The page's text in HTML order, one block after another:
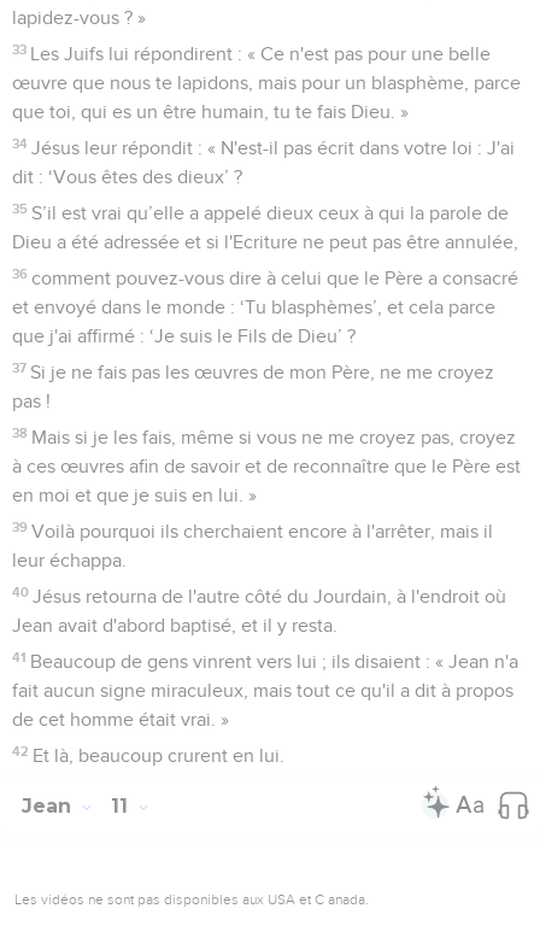
lapidez-vous ? »
33 Les Juifs lui répondirent : « Ce n'est pas pour une belle
œuvre que nous te lapidons, mais pour un blasphème, parce
que toi, qui es un être humain, tu te fais Dieu. »
34 Jésus leur répondit : « N'est-il pas écrit dans votre loi : J'ai
dit : ‘Vous êtes des dieux’ ?
35 S’il est vrai qu’elle a appelé dieux ceux à qui la parole de
Dieu a été adressée et si l'Ecriture ne peut pas être annulée,
36 comment pouvez-vous dire à celui que le Père a consacré
et envoyé dans le monde : ‘Tu blasphèmes’, et cela parce
que j'ai affirmé : ‘Je suis le Fils de Dieu’ ?
37 Si je ne fais pas les œuvres de mon Père, ne me croyez
pas !
38 Mais si je les fais, même si vous ne me croyez pas, croyez
à ces œuvres afin de savoir et de reconnaître que le Père est
en moi et que je suis en lui. »
39 Voilà pourquoi ils cherchaient encore à l'arrêter, mais il
leur échappa.
40 Jésus retourna de l'autre côté du Jourdain, à l'endroit où
Jean avait d'abord baptisé, et il y resta.
41 Beaucoup de gens vinrent vers lui ; ils disaient : « Jean n'a
fait aucun signe miraculeux, mais tout ce qu'il a dit à propos
de cet homme était vrai. »
42 Et là, beaucoup crurent en lui.
Jean 11
Les vidéos ne sont pas disponibles aux USA et C anada.